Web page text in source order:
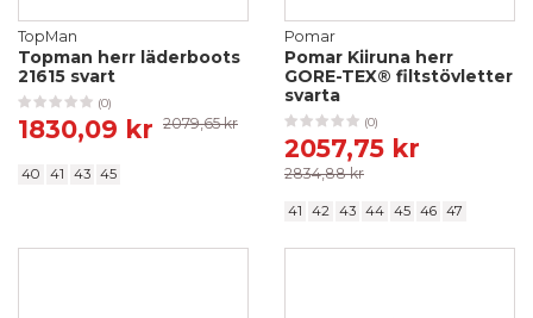
TopMan
Topman herr läderboots
21615 svart
(0)
1830,09 kr 2079,65 kr
40 41 43 45
Pomar
Pomar Kiiruna herr
GORE-TEX® filtstövletter
svarta
(0)
2057,75 kr
2834,88 kr
41 42 43 44 45 46 47